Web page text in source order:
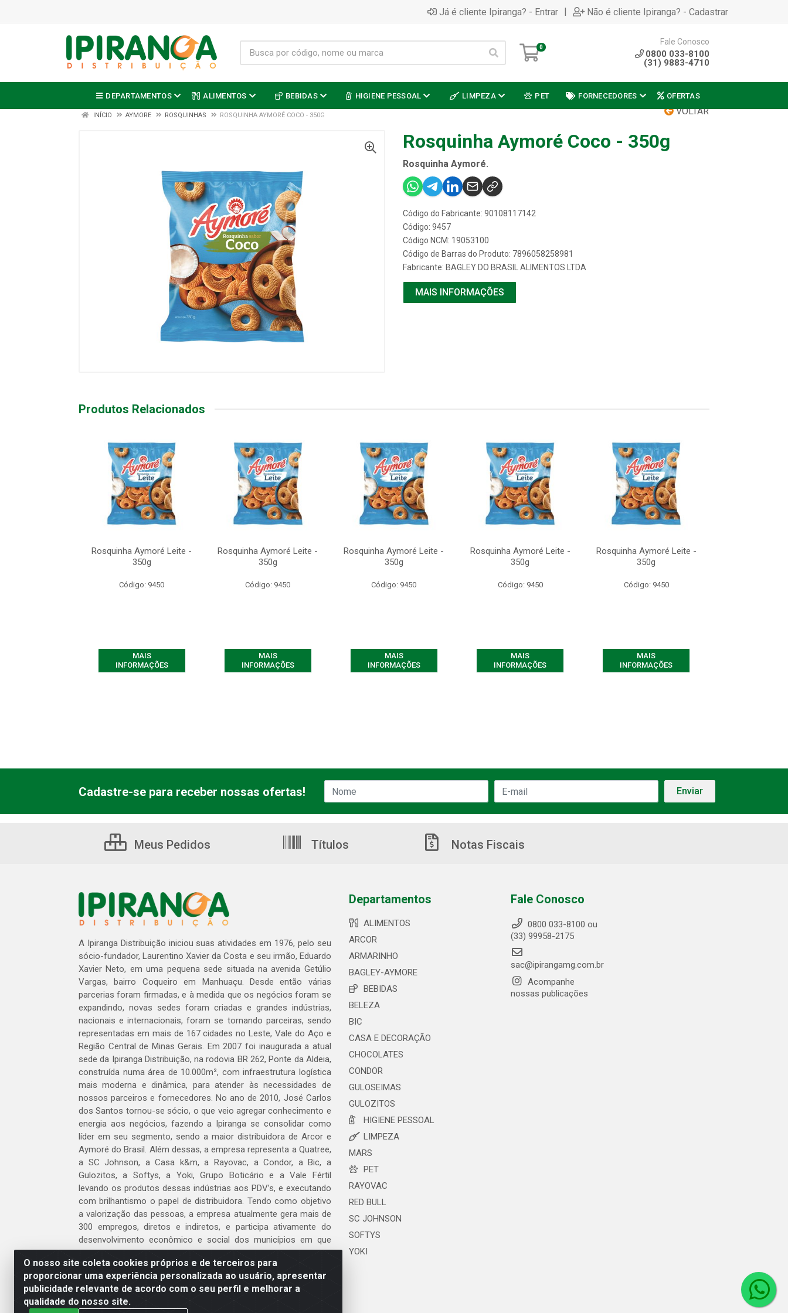
Já é cliente Ipiranga? - Entrar | Não é cliente Ipiranga? - Cadastrar
0
Fale Conosco
0800 033-8100
(31) 9883-4710
DEPARTAMENTOS ALIMENTOS BEBIDAS HIGIENE PESSOAL LIMPEZA PET FORNECEDORES OFERTAS
VOLTAR
INÍCIO AYMORE ROSQUINHAS ROSQUINHA AYMORÉ COCO - 350G
Rosquinha Aymoré Coco - 350g
Rosquinha Aymoré.
Código do Fabricante: 90108117142
Código: 9457
Código NCM: 19053100
Código de Barras do Produto: 7896058258981
Fabricante: BAGLEY DO BRASIL ALIMENTOS LTDA
MAIS INFORMAÇÕES
Produtos Relacionados
Rosquinha Aymoré Leite -
350g
Código: 9450
MAIS
INFORMAÇÕES
Rosquinha Aymoré Leite -
350g
Código: 9450
MAIS
INFORMAÇÕES
Rosquinha Aymoré Leite -
350g
Código: 9450
MAIS
INFORMAÇÕES
Rosquinha Aymoré Leite -
350g
Código: 9450
MAIS
INFORMAÇÕES
Rosquinha Aymoré Leite -
350g
Código: 9450
MAIS
INFORMAÇÕES
O nosso site coleta cookies próprios e de terceiros para
proporcionar uma experiência personalizada ao usuário, apresentar
publicidade relevante de acordo com o seu perfil e melhorar a
qualidade do nosso site.
Cadastre-se para receber nossas ofertas!
Meus Pedidos Títulos Notas Fiscais
A Ipiranga Distribuição iniciou suas atividades em 1976, pelo seu
sócio-fundador, Laurentino Xavier da Costa e seu irmão, Eduardo
Xavier Neto, em uma pequena sede situada na avenida Getúlio
Vargas, bairro Coqueiro em Manhuaçu. Desde então várias
parcerias foram firmadas, e à medida que os negócios foram se
expandindo, novas sedes foram criadas e grandes indústrias,
nacionais e internacionais, foram se tornando parceiras, sendo
representadas em mais de 167 cidades no Leste, Vale do Aço e
Região Central de Minas Gerais. Em 2007 foi inaugurada a atual
sede da Ipiranga Distribuição, na rodovia BR 262, Ponte da Aldeia,
construída numa área de 10.000m², com infraestrutura logística
mais moderna e dinâmica, para atender às necessidades de
nossos parceiros e fornecedores. No ano de 2010, José Carlos
dos Santos tornou-se sócio, o que veio agregar conhecimento e
energia aos negócios, fazendo a Ipiranga se consolidar como
líder em seu segmento, sendo a maior distribuidora de Arcor e
Aymoré do Brasil. Além dessas, a empresa representa a Quatree,
a SC Johnson, a Casa k&m, a Rayovac, a Condor, a Bic, a
Gulozitos, a Softys, a Yoki, Grupo Boticário e a Vale Fértil
levando os produtos dessas indústrias aos PDV’s, e executando
com brilhantismo o papel de distribuidora. Tendo como objetivo
a valorização das pessoas, a empresa atualmente gera mais de
300 empregos, diretos e indiretos, e participa ativamente do
desenvolvimento econômico e social dos municípios em que
atua.
Venha fazer parte do nosso time!
Clique aqui
Departamentos
ALIMENTOS
ARCOR
ARMARINHO
BAGLEY-AYMORE
BEBIDAS
BELEZA
BIC
CASA E DECORAÇÃO
CHOCOLATES
CONDOR
GULOSEIMAS
GULOZITOS
HIGIENE PESSOAL
LIMPEZA
MARS
PET
RAYOVAC
RED BULL
SC JOHNSON
SOFTYS
YOKI
Fale Conosco
0800 033-8100 ou
(33) 99958-2175
sac@ipirangamg.com.br
Acompanhe
nossas publicações